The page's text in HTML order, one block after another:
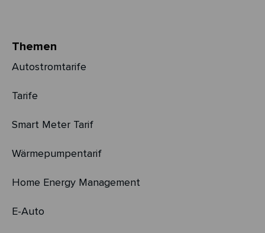
Themen
Autostromtarife
Tarife
Smart Meter Tarif
Wärmepumpentarif
Home Energy Management
E-Auto